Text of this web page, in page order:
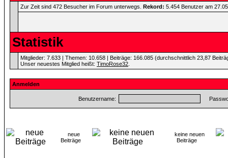
Zur Zeit sind 472 Besucher im Forum unterwegs. Rekord: 5.454 Benutzer am
Statistik
Mitglieder: 7.633 | Themen: 10.658 | Beiträge: 166.085 (durchschnittlich 23,87
Unser neuestes Mitglied heißt: TimoRose32
Anmelden
Benutzername:
neue
Beiträge
keine neuen
Beiträge